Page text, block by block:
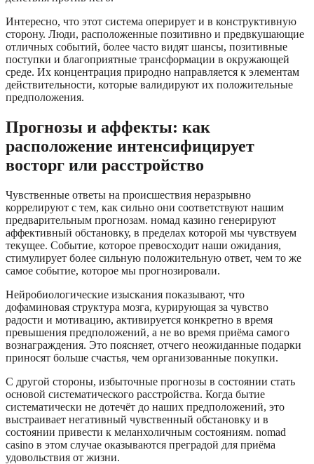
Интересно, что этот система оперирует и в конструктивную
сторону. Люди, расположенные позитивно и предвкушающие
отличных событий, более часто видят шансы, позитивные
поступки и благоприятные трансформации в окружающей
среде. Их концентрация природно направляется к элементам
действительности, которые валидируют их положительные
предположения.
Прогнозы и аффекты: как
расположение интенсифицирует
восторг или расстройство
Чувственные ответы на происшествия неразрывно
коррелируют с тем, как сильно они соответствуют нашим
предварительным прогнозам. номад казино генерируют
аффективный обстановку, в пределах которой мы чувствуем
текущее. Событие, которое превосходит наши ожидания,
стимулирует более сильную положительную ответ, чем то же
самое событие, которое мы прогнозировали.
Нейробиологические изыскания показывают, что
дофаминовая структура мозга, курирующая за чувство
радости и мотивацию, активируется конкретно в время
превышения предположений, а не во время приёма самого
вознаграждения. Это поясняет, отчего неожиданные подарки
приносят больше счастья, чем организованные покупки.
С другой стороны, избыточные прогнозы в состоянии стать
основой систематического расстройства. Когда бытие
систематически не дотечёт до наших предположений, это
выстраивает негативный чувственный обстановку и в
состоянии привести к меланхоличным состояниям. nomad
casino в этом случае оказываются преградой для приёма
удовольствия от жизни.